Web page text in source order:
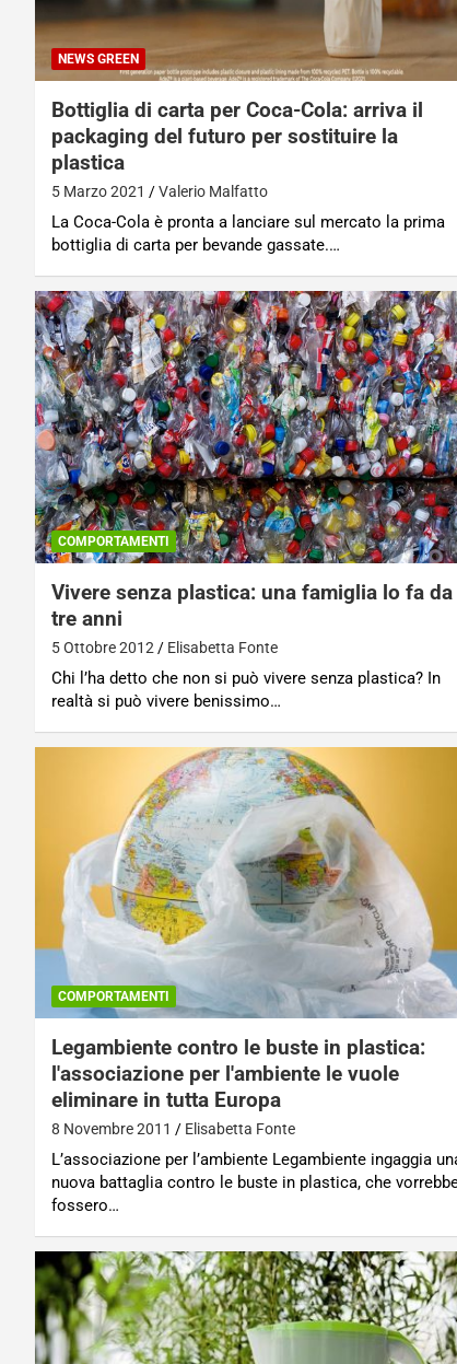
NEWS GREEN
Bottiglia di carta per Coca-Cola: arriva il
packaging del futuro per sostituire la
plastica
5 Marzo 2021 Valerio Malfatto
La Coca-Cola è pronta a lanciare sul mercato la prima
bottiglia di carta per bevande gassate.…
COMPORTAMENTI
Vivere senza plastica: una famiglia lo fa da
tre anni
5 Ottobre 2012 Elisabetta Fonte
Chi l’ha detto che non si può vivere senza plastica? In
realtà si può vivere benissimo…
COMPORTAMENTI
Legambiente contro le buste in plastica:
l'associazione per l'ambiente le vuole
eliminare in tutta Europa
8 Novembre 2011 Elisabetta Fonte
L’associazione per l’ambiente Legambiente ingaggia
nuova battaglia contro le buste in plastica, che
fossero…